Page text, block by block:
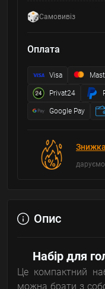
Самовивіз
Оплата
Visa
Privat24
Google Pay
Знижка
даруємо
Опис
Набір для
Це компактний
можна брати з